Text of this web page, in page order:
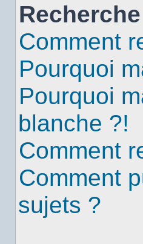
Comment
Pourquoi
Pourquoi
blanche ?!
Comment
Comment
sujets ?